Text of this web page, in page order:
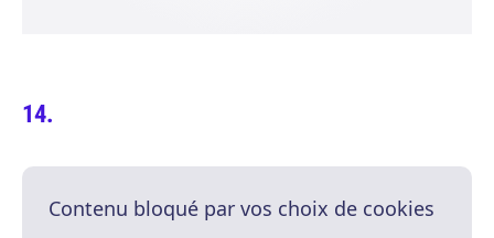
Contenu bloqué par vos choix de cookies